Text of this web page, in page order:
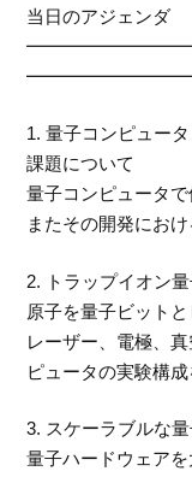
当日のアジェンダ
1. 量子コンピュー
課題について
量子コンピュータ
またその開発にお
2. トラップイオン
原子を量子ビット
レーザー、電極、
ピュータの実験構成
3. スケーラブルな
量子ハードウェア